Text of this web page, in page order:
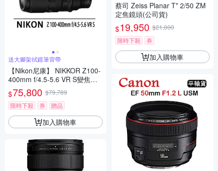
送大腳架拭鏡筆背帶
【Nikon尼康】 NIKKOR Z100-
400mm f/4.5-5.6 VR S變焦鏡*
(平行輸入)
$75,800 $79,789
限時下殺
券 贈品
加入購物車
蔡司 Zeiss Planar T* 2/50 ZM
定焦鏡頭(公司貨)
$19,950 $21,000
限時下殺
券
加入購物車